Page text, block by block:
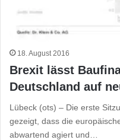
18. August 2016
Brexit lässt
Deutschland auf
Lübeck (ots) – Die erste
gezeigt, dass die
abwartend agiert und…